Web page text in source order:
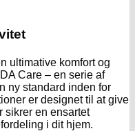
ultimative komfort og
Care – en serie af
ny standard inden for
er designet til at give
sikrer en ensartet
i dit hjem.